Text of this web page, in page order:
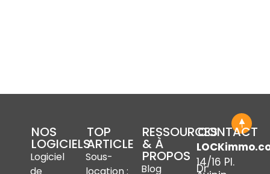
NOS
LOGICIELS
Logiciel
de
TOP
ARTICLE
Sous-
location :
RESSOURCES
& À
PROPOS
Blog
CONTACT
14/16 Pl.
Dr